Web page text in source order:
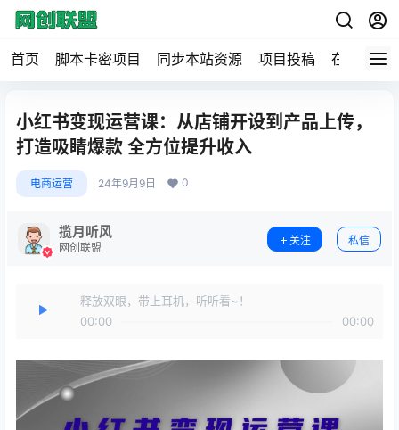
首页 脚本卡密项目 同步本站资源 项目投稿 在线工具
小红书变现运营课：从店铺开设到产品上传，
打造吸睛爆款 全方位提升收入
电商运营 24年9月9日 0
揽月听风
网创联盟
关注 私信
释放双眼，带上耳机，听听看~！
00:00
00:00